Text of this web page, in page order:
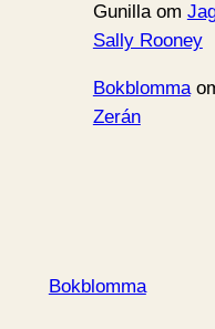
Gunillaom
Sally Rooney
Bokblomma
Zerán
Bokblomma